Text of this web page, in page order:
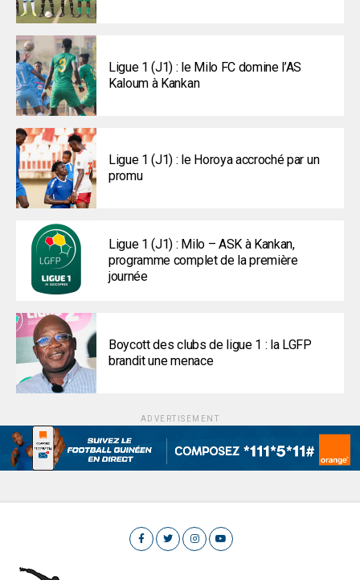
Ligue 1 (J1) : le Milo FC domine l’AS
Kaloum à Kankan
Ligue 1 (J1) : le Horoya accroché par un
promu
Ligue 1 (J1) : Milo – ASK à Kankan,
programme complet de la première
journée
Boycott des clubs de ligue 1 : la LGFP
brandit une menace
ADVERTISEMENT